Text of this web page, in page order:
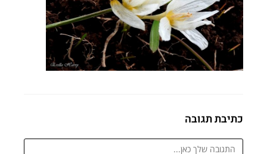
כתיבת תגובה